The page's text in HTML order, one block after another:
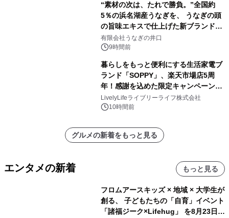
“素材の次は、たれで勝負。”全国約
5％の浜名湖産うなぎを、 うなぎの頭
の旨味エキスで仕上げた新ブランド
「井口の誉」誕生
有限会社うなぎの井口
9時間前
暮らしをもっと便利にする生活家電ブ
ランド「SOPPY」、楽天市場店5周
年！感謝を込めた限定キャンペーンを
8月10日より開催
LivelyLifeライブリーライフ株式会社
10時間前
グルメの新着をもっと見る
エンタメの新着 もっと見る
フロムアースキッズ × 地域 × 大学生が
創る、 子どもたちの「自育」イベント
「諸福ジーク×Lifehug」 を8月23日